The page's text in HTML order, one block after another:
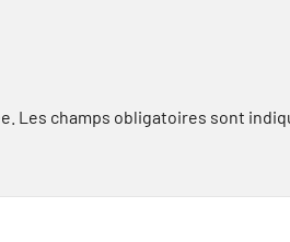
Les champs obligatoires sont